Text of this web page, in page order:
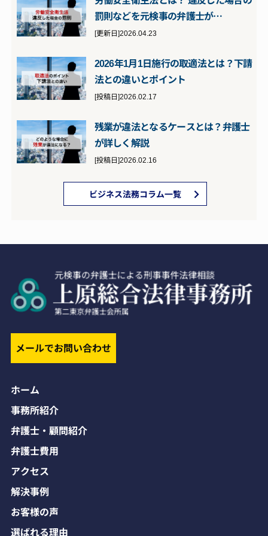
罰則などを元検事の弁護士が…
[更新日]2026.04.23
2026年1月1日施行の取適法とは？下請
法との違いとポイント
[投稿日]2026.02.17
残業が違法となるケースとは？弁護士
が詳しく解説
[投稿日]2026.02.16
ビジネス法務コラム一覧
メールでお問い合わせ
ホーム
事務所紹介
弁護士・顧問紹介
弁護士費用
アクセス
解決事例
お客様の声
選ばれる理由